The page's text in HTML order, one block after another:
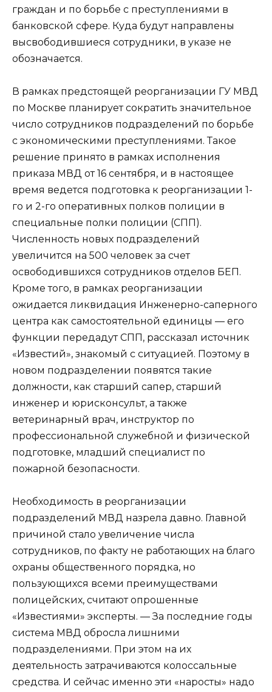
граждан и по борьбе с преступлениями в
банковской сфере. Куда будут направлены
высвободившиеся сотрудники, в указе не
обозначается.
В рамках предстоящей реорганизации ГУ МВД
по Москве планирует сократить значительное
число сотрудников подразделений по борьбе
с экономическими преступлениями. Такое
решение принято в рамках исполнения
приказа МВД от 16 сентября, и в настоящее
время ведется подготовка к реорганизации 1-
го и 2-го оперативных полков полиции в
специальные полки полиции (СПП).
Численность новых подразделений
увеличится на 500 человек за счет
освободившихся сотрудников отделов БЕП.
Кроме того, в рамках реорганизации
ожидается ликвидация Инженерно-саперного
центра как самостоятельной единицы — его
функции передадут СПП, рассказал источник
«Известий», знакомый с ситуацией. Поэтому в
новом подразделении появятся такие
должности, как старший сапер, старший
инженер и юрисконсульт, а также
ветеринарный врач, инструктор по
профессиональной служебной и физической
подготовке, младший специалист по
пожарной безопасности.
Необходимость в реорганизации
подразделений МВД назрела давно. Главной
причиной стало увеличение числа
сотрудников, по факту не работающих на благо
охраны общественного порядка, но
пользующихся всеми преимуществами
полицейских, считают опрошенные
«Известиями» эксперты. — За последние годы
система МВД обросла лишними
подразделениями. При этом на их
деятельность затрачиваются колоссальные
средства. И сейчас именно эти «наросты» надо